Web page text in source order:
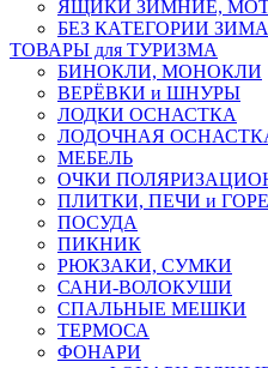
ЯЩИКИ ЗИМНИЕ,
БЕЗ КАТЕГОРИИ ЗИМА
ТОВАРЫ для ТУРИЗМА
БИНОКЛИ, МОНОКЛИ
ВЕРЁВКИ и ШНУРЫ
ЛОДКИ ОСНАСТКА
ЛОДОЧНАЯ
МЕБЕЛЬ
ОЧКИ
ПЛИТКИ, ПЕЧИ и
ПОСУДА
ПИКНИК
РЮКЗАКИ, СУМКИ
САНИ-ВОЛОКУШИ
СПАЛЬНЫЕ МЕШКИ
ТЕРМОСА
ФОНАРИ